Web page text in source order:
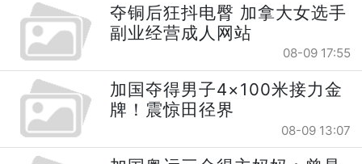
夺铜后狂抖电臀 加拿大女选手
副业经营成人网站
08-09 17:55
加国夺得男子4×100米接力金
牌！震惊田径界
08-09 13:07